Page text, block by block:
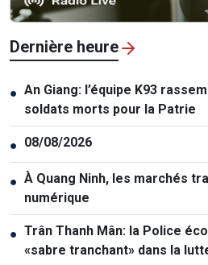
Dernière heure
● An Giang: l’équipe K93
soldats morts pour la Patrie
● 08/08/2026
● À Quang Ninh, les marchés
numérique
● Trân Thanh Mân: la Police
«sabre tranchant» dans la